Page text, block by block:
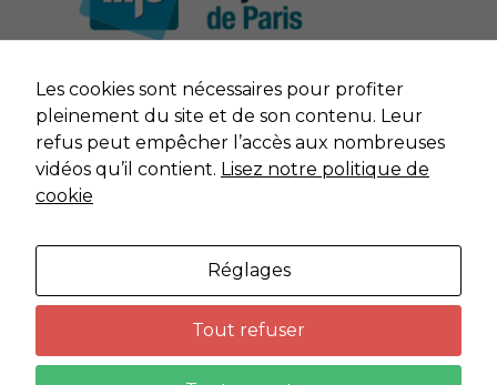
NOUS CONTACTER
MENTIONS LÉGALES
PLAN DU SITE
Les cookies sont nécessaires pour profiter
pleinement du site et de son contenu. Leur
refus peut empêcher l’accès aux nombreuses
vidéos qu’il contient. Lisez notre politique de
cookie
Réglages
Tout refuser